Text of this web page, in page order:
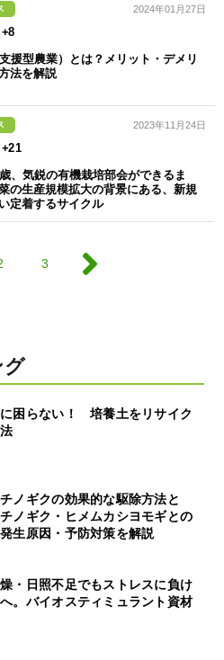
+8
2024年01月27日
援型農業）とは？メリット・デメリ
法を解説
+21
2023年11月24日
、気鋭の有機栽培部会ができるま
の生産規模拡大の背景にある、新規
定着するサイクル
3
グ
困らない！ 培養土をリサイク
ノギクの効果的な駆除方法と
ノギク・ヒメムカシヨモギとの
生原因・予防対策を解説
・日照不足でもストレスに負け
。バイオスティミュラント資材